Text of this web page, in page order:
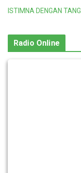
ISTIMNA DENGAN
Radio Online